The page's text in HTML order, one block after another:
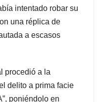
intentado robar su
una réplica de
a escasos
procedió a la
delito a prima facie
poniéndolo en